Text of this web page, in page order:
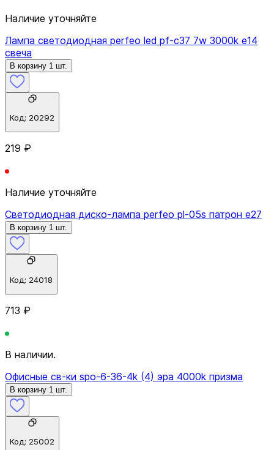
Наличие уточняйте
Лампа светодиодная perfeo led pf-c37 7w 3000k e14
свеча
В корзину 1 шт.
Код: 20292
219 ₽
Наличие уточняйте
Светодиодная диско-лампа perfeo pl-05s патрон e27
В корзину 1 шт.
Код: 24018
713 ₽
В наличии.
Офисные св-ки spo-6-36-4k (4) эра 4000k призма
В корзину 1 шт.
Код: 25002